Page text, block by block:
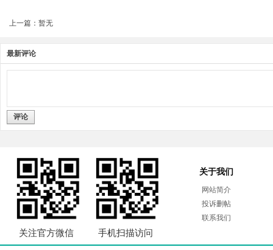
上一篇：暂无
最新评论
评论
关注官方微信 手机扫描访问
关于我们
网站简介
投诉删帖
联系我们